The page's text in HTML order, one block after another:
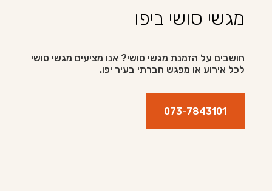
מגשי סושי ביפו
חושבים על הזמנת מגשי סושי? אנו מציעים מגשי סושי
לכל אירוע או מפגש חברתי בעיר יפו.
073-7843101